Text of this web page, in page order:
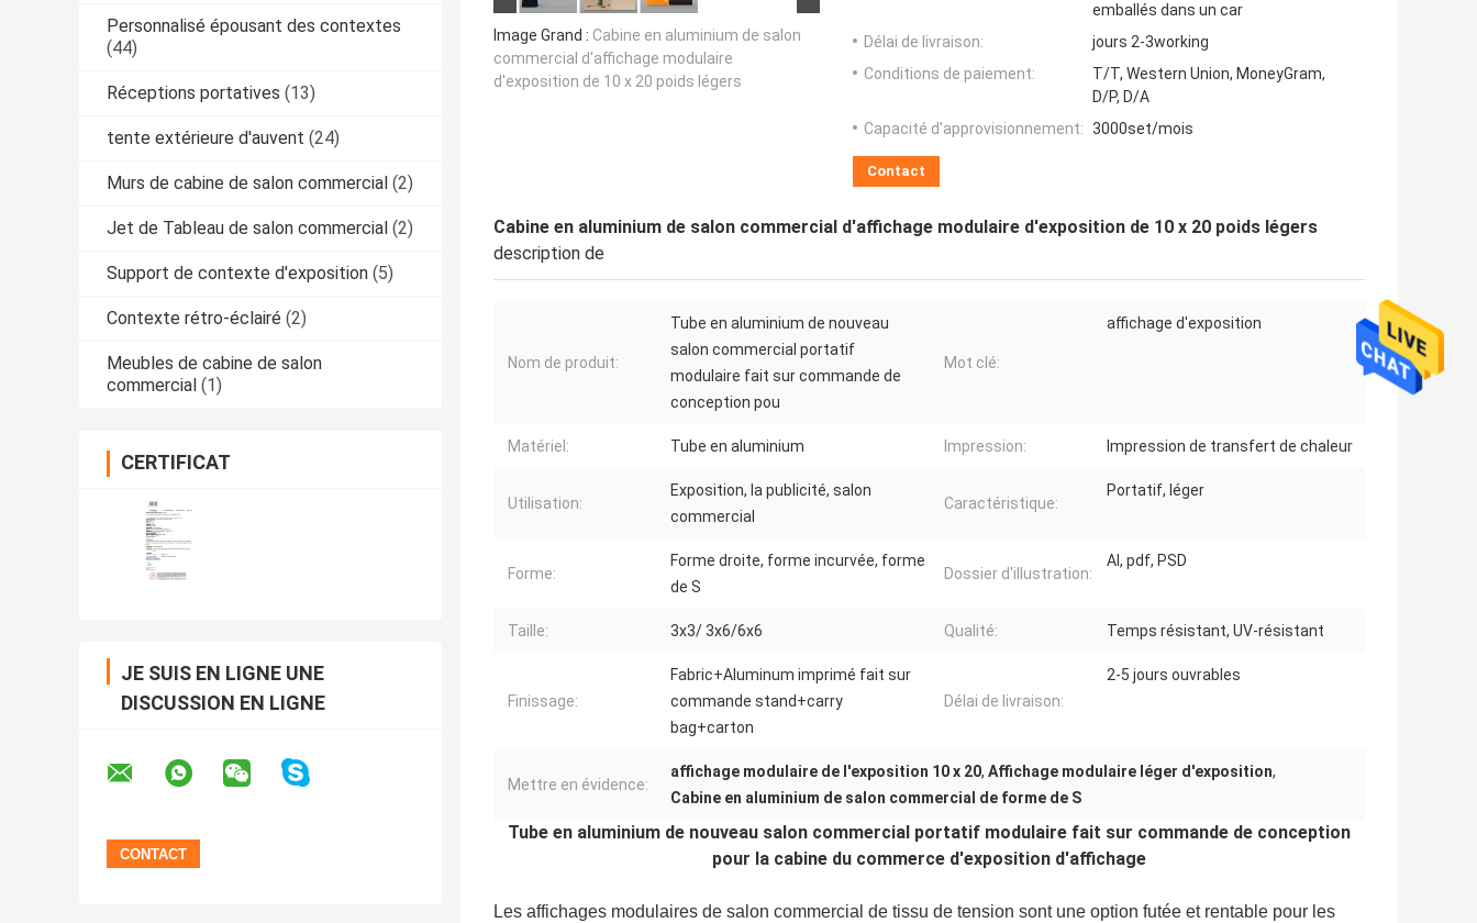
Personnalisé épousant des contextes
(44)
Réceptions portatives (13)
tente extérieure d'auvent (24)
Murs de cabine de salon commercial (2)
Jet de Tableau de salon commercial (2)
Support de contexte d'exposition (5)
Contexte rétro-éclairé (2)
Meubles de cabine de salon
commercial (1)
CERTIFICAT
JE SUIS EN LIGNE UNE
DISCUSSION EN LIGNE
Image Grand : Cabine en aluminium de salon
commercial d'affichage modulaire
d'exposition de 10 x 20 poids légers
emballés dans un car
Délai de livraison:
jours 2-3working
Conditions de paiement:
T/T, Western Union, MoneyGram,
D/P, D/A
Capacité d'approvisionnement: 3000set/mois
Contact
Cabine en aluminium de salon commercial d'affichage modulaire d'exposition de 10 x 20 poids légers
description de
Nom de produit:
Tube en aluminium de nouveau
salon commercial portatif
modulaire fait sur commande de
conception pou
Mot clé:
affichage d'exposition
Matériel: Tube en aluminium Impression: Impression de transfert de chaleur
Utilisation:
Exposition, la publicité, salon
commercial
Caractéristique:
Portatif, léger
Forme:
Forme droite, forme incurvée, forme
de S
Dossier d'illustration:
AI, pdf, PSD
Taille: 3x3/ 3x6/6x6 Qualité: Temps résistant, UV-résistant
Finissage:
Fabric+Aluminum imprimé fait sur
commande stand+carry
bag+carton
Délai de livraison:
2-5 jours ouvrables
Mettre en évidence:
affichage modulaire de l'exposition 10 x 20, Affichage modulaire léger d'exposition,
Cabine en aluminium de salon commercial de forme de S
Tube en aluminium de nouveau salon commercial portatif modulaire fait sur commande de conception
pour la cabine du commerce d'exposition d'affichage
Les affichages modulaires de salon commercial de tissu de tension sont une option futée et rentable pour les